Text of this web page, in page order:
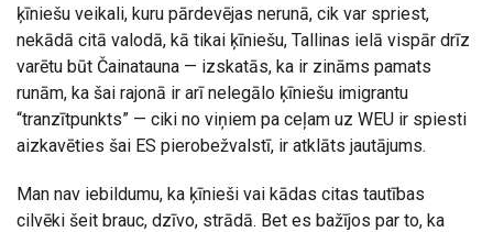
ķīniešu veikali, kuru pārdevējas nerunā, cik var spriest,
nekādā citā valodā, kā tikai ķīniešu, Tallinas ielā vispār drīz
varētu būt Čainatauna — izskatās, ka ir zināms pamats
runām, ka šai rajonā ir arī nelegālo ķīniešu imigrantu
“tranzītpunkts” — ciki no viņiem pa ceļam uz WEU ir spiesti
aizkavēties šai ES pierobežvalstī, ir atklāts jautājums.
Man nav iebildumu, ka ķīnieši vai kādas citas tautības
cilvēki šeit brauc, dzīvo, strādā. Bet es bažījos par to, ka